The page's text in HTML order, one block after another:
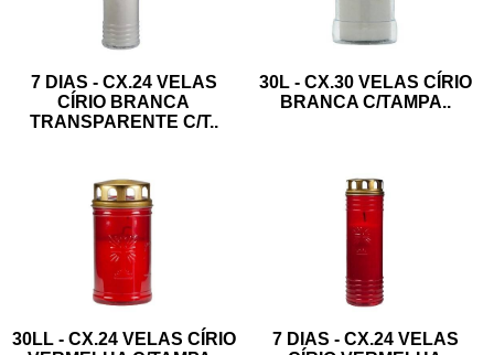
7 DIAS - CX.24 VELAS
CÍRIO BRANCA
TRANSPARENTE C/T..
30L - CX.30 VELAS CÍRIO
BRANCA C/TAMPA..
30LL - CX.24 VELAS CÍRIO
7 DIAS - CX.24 VELAS